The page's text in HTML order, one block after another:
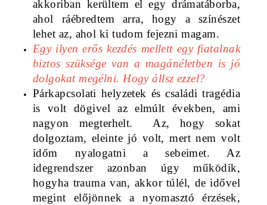
akkoriban kerültem el egy drámatáborba,
ahol ráébredtem arra, hogy a színészet
lehet az, ahol ki tudom fejezni magam.
Egy ilyen erős kezdés mellett egy fiatalnak
biztos szüksége van a magánéletben is jó
dolgokat megélni. Hogy állsz ezzel?
Párkapcsolati helyzetek és családi tragédia
is volt dögivel az elmúlt években, ami
nagyon megterhelt.  Az, hogy sokat
dolgoztam, eleinte jó volt, mert nem volt
időm nyalogatni a sebeimet. Az
idegrendszer azonban úgy működik,
hogyha trauma van, akkor túlél, de idővel
megint előjönnek a nyomasztó érzések,